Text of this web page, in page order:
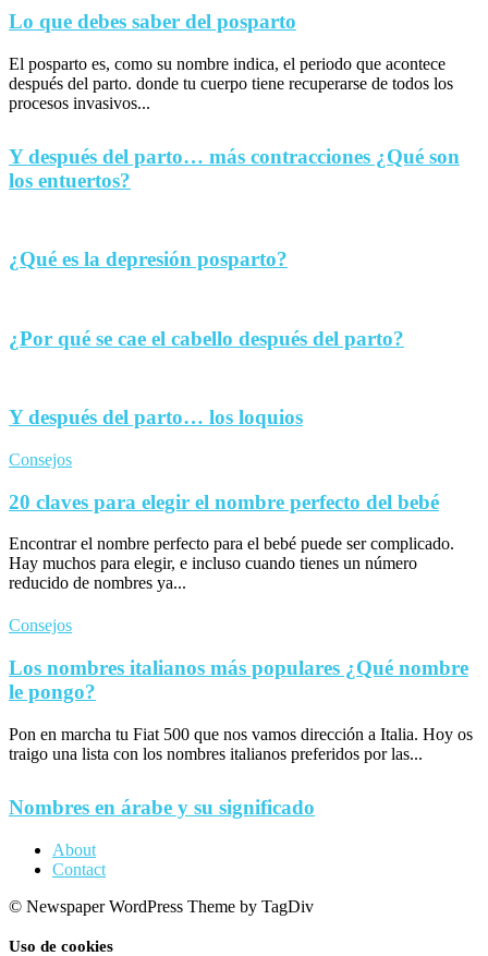
Lo que debes saber del posparto
El posparto es, como su nombre indica, el periodo que acontece
después del parto. donde tu cuerpo tiene recuperarse de todos los
procesos invasivos...
Y después del parto… más contracciones ¿Qué son
los entuertos?
¿Qué es la depresión posparto?
¿Por qué se cae el cabello después del parto?
Y después del parto… los loquios
Consejos
20 claves para elegir el nombre perfecto del bebé
Encontrar el nombre perfecto para el bebé puede ser complicado.
Hay muchos para elegir, e incluso cuando tienes un número
reducido de nombres ya...
Consejos
Los nombres italianos más populares ¿Qué nombre
le pongo?
Pon en marcha tu Fiat 500 que nos vamos dirección a Italia. Hoy os
traigo una lista con los nombres italianos preferidos por las...
Nombres en árabe y su significado
About
Contact
© Newspaper WordPress Theme by TagDiv
Uso de cookies